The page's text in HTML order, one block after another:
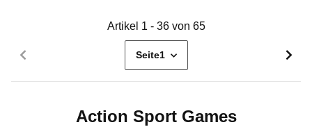
Artikel 1 - 36 von 65
Seite1
Action Sport Games